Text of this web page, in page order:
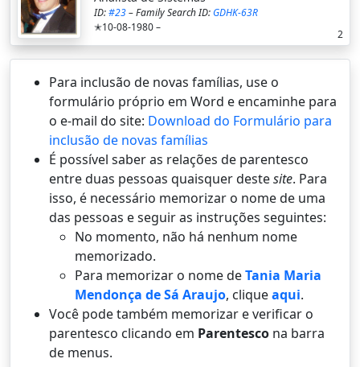
ID:#23– Family Search ID:GDHK-63R
✭10-08-1980 –
2
Para inclusão de novas famílias, use o
formulário próprio em Word e encaminhe para
o e-mail do site: Download do Formulário para
inclusão de novas famílias
É possí­vel saber as relações de parentesco
entre duas pessoas quaisquer destesite. Para
isso, é necessário memorizar o nome de uma
das pessoas e seguir as instruções seguintes:
No momento, não há nenhum nome
memorizado.
Para memorizar o nome deTania Maria
Mendonça de Sá Araujo, cliqueaqui.
Você pode também memorizar e verificar o
parentesco clicando em Parentesco na barra
de menus.